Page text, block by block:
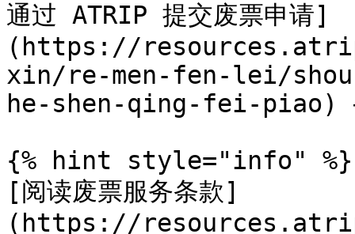
通过 ATRIP 提交废票申请]
(https://
xin/re-men-fen-lei/
he-shen-qing-fei-piao)
{% hint style="info" %}
[阅读废票服务条款]
(https://